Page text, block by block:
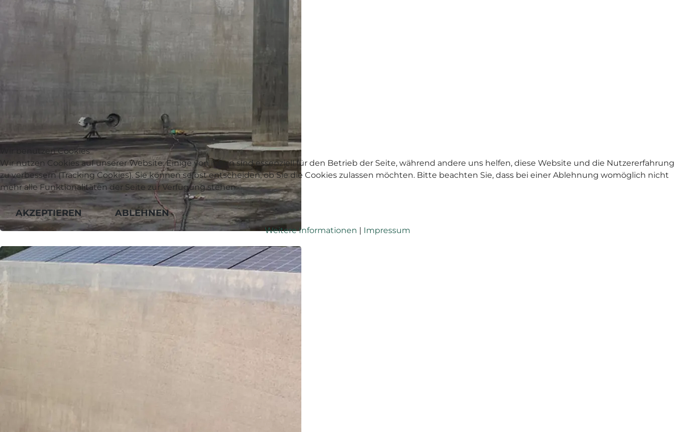
Wir benutzen Cookies
Wir nutzen Cookies auf unserer Website. Einige von ihnen sind essenziell für den Betrieb der Seite, während andere uns helfen, diese Website und die Nutzererfahrung
zu verbessern (Tracking Cookies). Sie können selbst entscheiden, ob Sie die Cookies zulassen möchten. Bitte beachten Sie, dass bei einer Ablehnung womöglich nicht
mehr alle Funktionalitäten der Seite zur Verfügung stehen.
AKZEPTIEREN ABLEHNEN
Weitere Informationen | Impressum